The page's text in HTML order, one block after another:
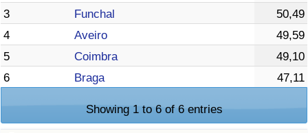
3
Funchal
50,49
4
Aveiro
49,59
5
Coimbra
49,10
6
Braga 47,11
Showing 1 to 6 of 6 entries